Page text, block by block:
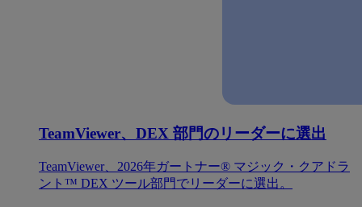
TeamViewer、DEX 部門のリーダーに選出
TeamViewer、2026年ガートナー® マジック・クアドラ
ント™ DEX ツール部門でリーダーに選出。